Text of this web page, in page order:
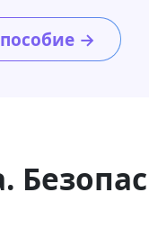
→